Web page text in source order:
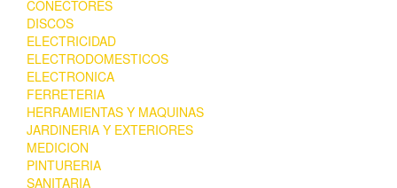
CONECTORES
DISCOS
ELECTRICIDAD
ELECTRODOMESTICOS
ELECTRONICA
FERRETERIA
HERRAMIENTAS Y MAQUINAS
JARDINERIA Y EXTERIORES
MEDICION
PINTURERIA
SANITARIA